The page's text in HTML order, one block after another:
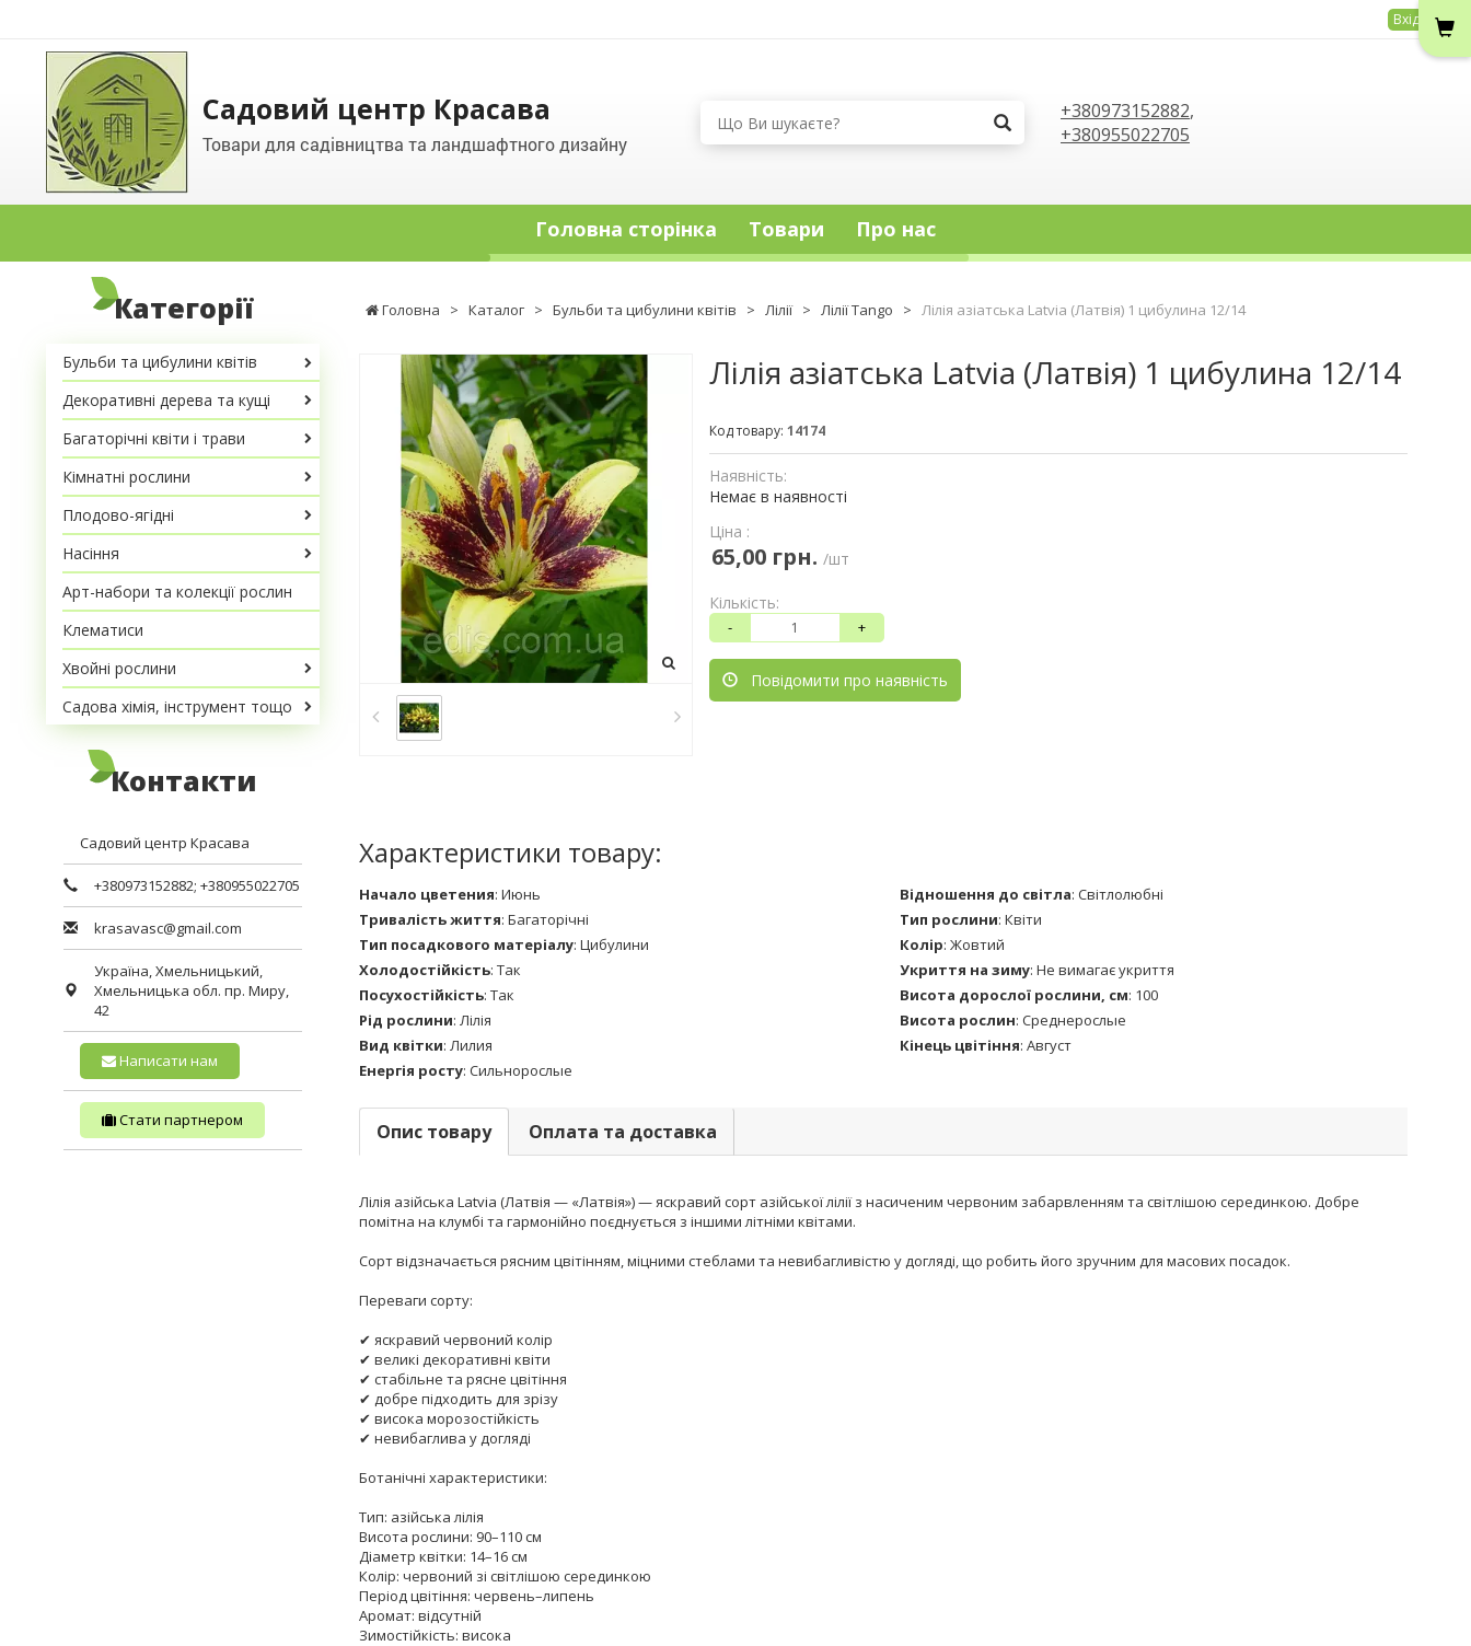
Вхід
Садовий центр Красава
Товари для садівництва та ландшафтного дизайну
+380973152882,
+380955022705
Головна сторінка Товари Про нас
Головна > Каталог > Бульби та цибулини квітів > Лілії > Лілії Tango > Лілія азіатська Latvia (Латвія) 1 цибулина 12/14
Лілія азіатська Latvia (Латвія) 1 цибулина 12/14
Код товару: 14174
Наявність:
Немає в наявності
Ціна :
65,00 грн. /шт
Кількість:
- +
Повідомити про наявність
Характеристики товару:
Начало цветения: Июнь Відношення до світла: Світлолюбні
Тривалість життя: Багаторічні Тип рослини: Квіти
Тип посадкового матеріалу: Цибулини Колір: Жовтий
Холодостійкість: Так Укриття на зиму: Не вимагає укриття
Посухостійкість: Так Висота дорослої рослини, см: 100
Рід рослини: Лілія Висота рослин: Среднерослые
Вид квітки: Лилия Кінець цвітіння: Август
Енергія росту: Сильнорослые
Опис товару Оплата та доставка
Лілія азійська Latvia (Латвія — «Латвія») — яскравий сорт азійської лілії з насиченим червоним забарвленням та світлішою серединкою. Добре
помітна на клумбі та гармонійно поєднується з іншими літніми квітами.
Сорт відзначається рясним цвітінням, міцними стеблами та невибагливістю у догляді, що робить його зручним для масових посадок.
Переваги сорту:
✔ яскравий червоний колір
✔ великі декоративні квіти
✔ стабільне та рясне цвітіння
✔ добре підходить для зрізу
✔ висока морозостійкість
✔ невибаглива у догляді
Ботанічні характеристики:
Тип: азійська лілія
Висота рослини: 90–110 см
Діаметр квітки: 14–16 см
Колір: червоний зі світлішою серединкою
Період цвітіння: червень–липень
Аромат: відсутній
Зимостійкість: висока
Категорії
Бульби та цибулини квітів
Декоративні дерева та кущі
Багаторічні квіти і трави
Кімнатні рослини
Плодово-ягідні
Насіння
Арт-набори та колекції рослин
Клематиси
Хвойні рослини
Садова хімія, інструмент тощо
Контакти
Садовий центр Красава
+380973152882; +380955022705
krasavasc@gmail.com
Україна,Хмельницький,
Хмельницька обл. пр. Миру,
42
Написати нам
Стати партнером